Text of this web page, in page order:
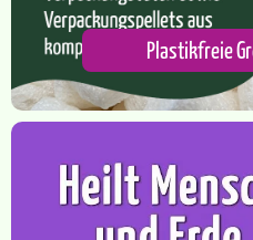
Plastikfreie